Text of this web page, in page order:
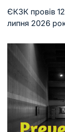
ЄКЗК провів
липня 2026